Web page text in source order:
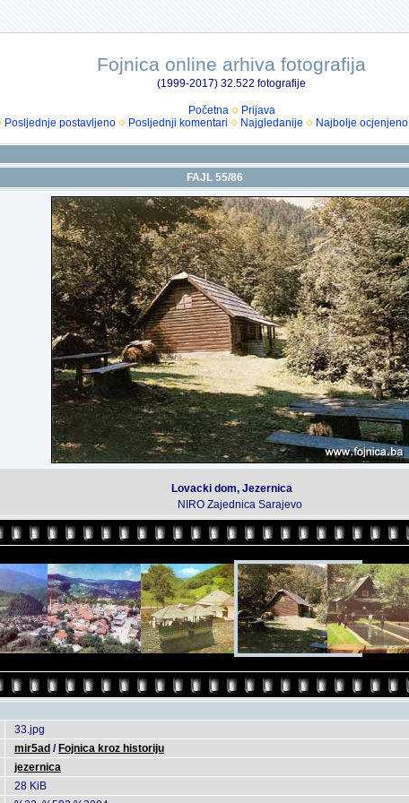
Fojnica online arhiva fotografija
(1999-2017) 32.522 fotografije
Početna
Prijava
Posljednje postavljeno Posljednji komentari Najgledanije Najbolje ocjenjeno
FAJL 55/86
Lovacki dom, Jezernica
NIRO Zajednica Sarajevo
33.jpg
mir5ad / Fojnica kroz historiju
jezernica
28 KiB